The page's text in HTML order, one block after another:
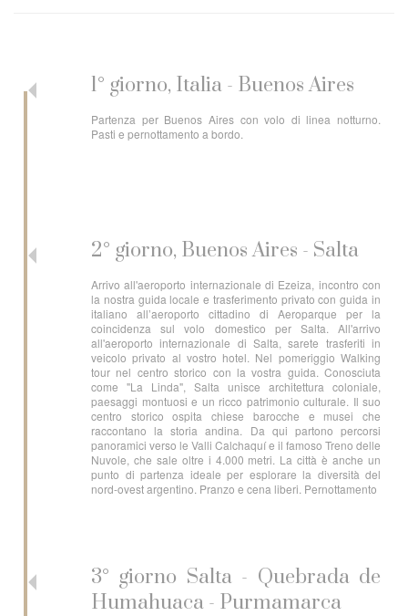
1° giorno, Italia - Buenos Aires
Partenza per Buenos Aires con volo di linea notturno.
Pasti e pernottamento a bordo.
2° giorno, Buenos Aires - Salta
Arrivo all'aeroporto internazionale di Ezeiza, incontro con
la nostra guida locale e trasferimento privato con guida in
italiano all’aeroporto cittadino di Aeroparque per la
coincidenza sul volo domestico per Salta. All'arrivo
all'aeroporto internazionale di Salta, sarete trasferiti in
veicolo privato al vostro hotel. Nel pomeriggio Walking
tour nel centro storico con la vostra guida. Conosciuta
come "La Linda", Salta unisce architettura coloniale,
paesaggi montuosi e un ricco patrimonio culturale. Il suo
centro storico ospita chiese barocche e musei che
raccontano la storia andina. Da qui partono percorsi
panoramici verso le Valli Calchaquí e il famoso Treno delle
Nuvole, che sale oltre i 4.000 metri. La città è anche un
punto di partenza ideale per esplorare la diversità del
nord-ovest argentino. Pranzo e cena liberi. Pernottamento
3° giorno Salta - Quebrada de
Humahuaca - Purmamarca